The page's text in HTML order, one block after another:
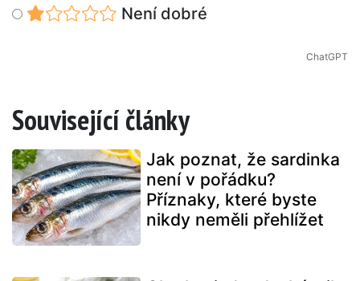
Není dobré
ChatGPT
Související články
Jak poznat, že sardinka
není v pořádku?
Příznaky, které byste
nikdy neměli přehlížet